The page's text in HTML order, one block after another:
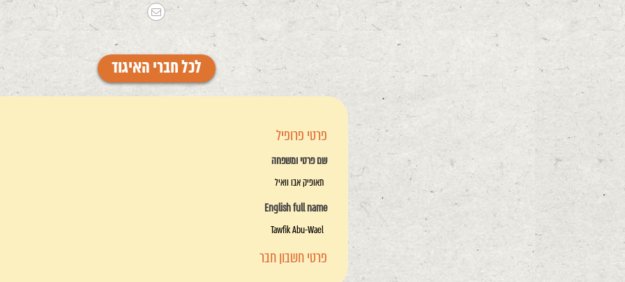
לכל חברי האיגוד
פרטי פרופיל
שם פרטי ומשפחה
תאופיק אבו וואיל
English full name
Tawfik Abu-Wael
פרטי חשבון חבר